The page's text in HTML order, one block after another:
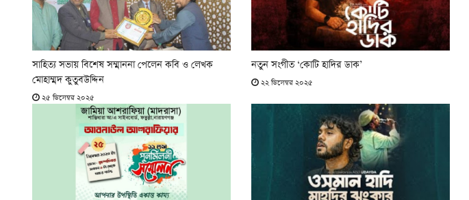
সাহিত্য সভায় বিশেষ সম্মাননা পেলেন কবি ও লেখক
মোহাম্মদ কুতুবউদ্দিন
২৫ ডিসেম্বর ২০২৫
নতুন সংগীত ‘কোটি হাদির ডাক’
২২ ডিসেম্বর ২০২৫